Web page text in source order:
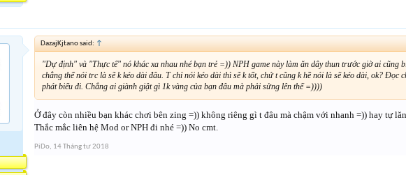
DazajKjtano said: ↑
"Dự định" và "Thực tế" nó khác xa nhau nhé bạn trẻ =)) NPH game này làm ăn dây thun trước giờ ai cũng
chẳng thể nói trc là sẽ k kéo dài đâu. T chỉ nói kéo dài thì sẽ k tốt, chứ t cũng k hề nói là sẽ kéo dài, ok? Đọc
phát biểu đi. Chẳng ai giành giật gì 1k vàng của bạn đâu mà phải sửng lên thế =))))
Ở đây còn nhiều bạn khác chơi bên zing =)) không riêng gì t đâu mà chậm với nhanh =)) hay tự
Thắc mắc liên hệ Mod or NPH đi nhé =)) No cmt.
PiDo, 14 Tháng tư 2018